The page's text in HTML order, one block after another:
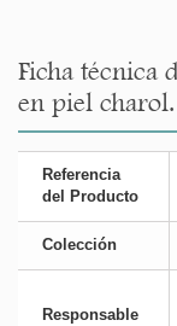
Ficha técnica
en piel charol.
Referencia
del Producto
Colección
Responsable